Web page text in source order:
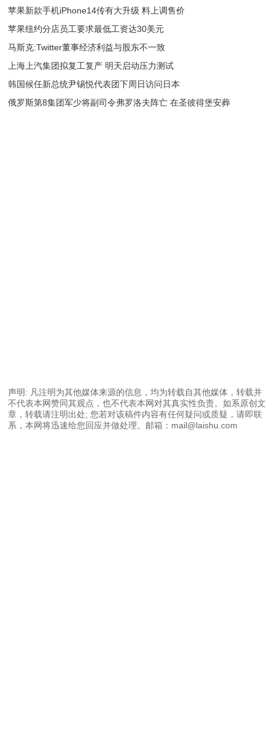
苹果新款手机iPhone14传有大升级 料上调售价
苹果纽约分店员工要求最低工资达30美元
马斯克:Twitter董事经济利益与股东不一致
上海上汽集团拟复工复产 明天启动压力测试
韩国候任新总统尹锡悦代表团下周日访问日本
俄罗斯第8集团军少将副司令弗罗洛夫阵亡 在圣彼得堡安葬
声明: 凡注明为其他媒体来源的信息，均为转载自其他媒体，转载并
不代表本网赞同其观点，也不代表本网对其真实性负责。如系原创文
章，转载请注明出处; 您若对该稿件内容有任何疑问或质疑，请即联
系，本网将迅速给您回应并做处理。邮箱：mail@laishu.com